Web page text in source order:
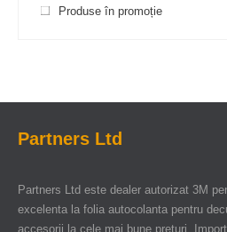
Produse în promoție
Partners Ltd
Partners Ltd este dealer autorizat 3M
excelenta la folia autocolanta pentru
accesorii la cele mai bune preturi.